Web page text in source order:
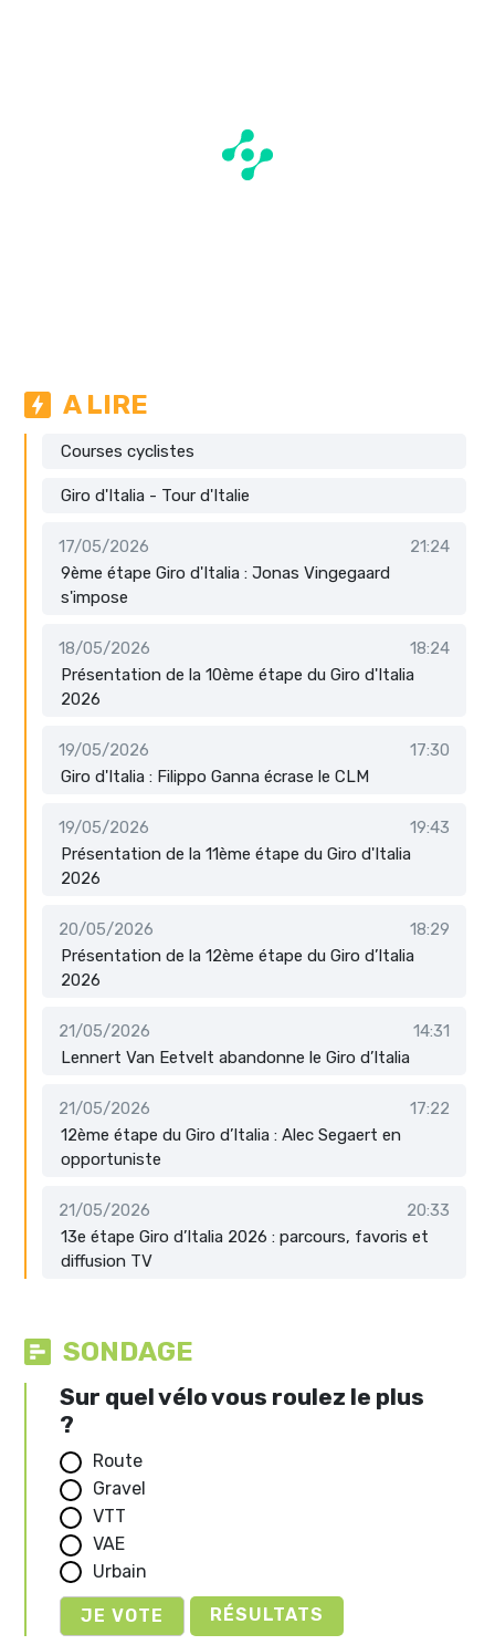
A LIRE
Courses cyclistes
Giro d'Italia - Tour d'Italie
17/05/2026
21:24
9ème étape Giro d'Italia : Jonas Vingegaard
s'impose
18/05/2026
18:24
Présentation de la 10ème étape du Giro d'Italia
2026
19/05/2026
17:30
Giro d'Italia : Filippo Ganna écrase le CLM
19/05/2026
19:43
Présentation de la 11ème étape du Giro d'Italia
2026
20/05/2026
18:29
Présentation de la 12ème étape du Giro d’Italia
2026
21/05/2026
14:31
Lennert Van Eetvelt abandonne le Giro d’Italia
21/05/2026
17:22
12ème étape du Giro d’Italia : Alec Segaert en
opportuniste
21/05/2026
20:33
13e étape Giro d’Italia 2026 : parcours, favoris et
diffusion TV
SONDAGE
Sur quel vélo vous roulez le plus
?
Route
Gravel
VTT
VAE
Urbain
RÉSULTATS